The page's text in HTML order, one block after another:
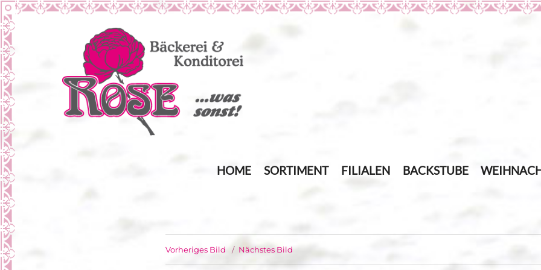
HOME SORTIMENT FILIALEN BACKSTUBE
Vorheriges Bild Nächstes Bild